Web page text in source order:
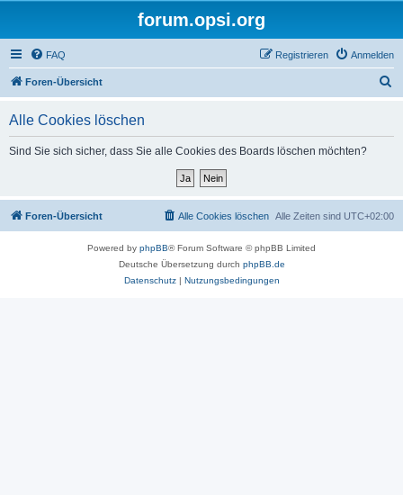
forum.opsi.org
FAQ Anmelden
Registrieren
Foren-Übersicht
Alle Cookies löschen
Sind Sie sich sicher, dass Sie alle Cookies des Boards löschen möchten?
Foren-Übersicht Alle Zeiten sind UTC+02:00
Alle Cookies löschen
Powered by phpBB® Forum Software © phpBB Limited
Deutsche Übersetzung durch phpBB.de
Datenschutz| Nutzungsbedingungen